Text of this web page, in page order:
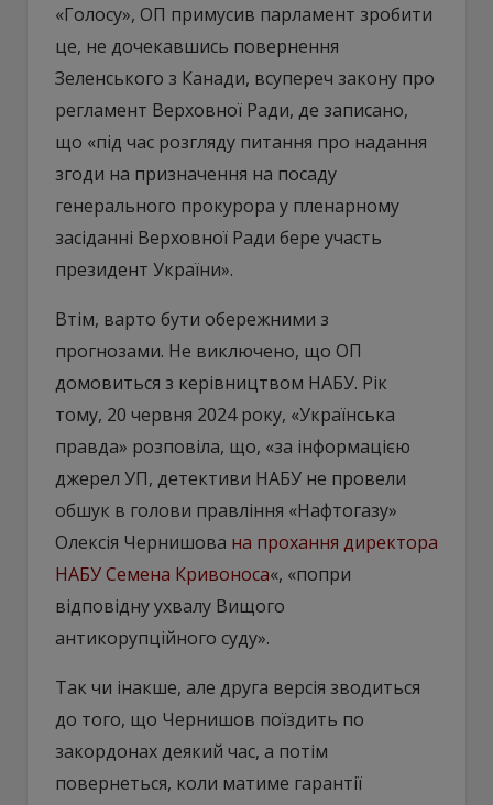
«Голосу», ОП примусив парламент зробити
це, не дочекавшись повернення
Зеленського з Канади, всупереч закону про
регламент Верховної Ради, де записано,
що «під час розгляду питання про надання
згоди на призначення на посаду
генерального прокурора у пленарному
засіданні Верховної Ради бере участь
президент України».
Втім, варто бути обережними з
прогнозами. Не виключено, що ОП
домовиться з керівництвом НАБУ. Рік
тому, 20 червня 2024 року, «Українська
правда» розповіла, що, «за інформацією
джерел УП, детективи НАБУ не провели
обшук в голови правління «Нафтогазу»
Олексія Чернишова на прохання директора
НАБУ Семена Кривоноса«, «попри
відповідну ухвалу Вищого
антикорупційного суду».
Так чи інакше, але друга версія зводиться
до того, що Чернишов поїздить по
закордонах деякий час, а потім
повернеться, коли матиме гарантії